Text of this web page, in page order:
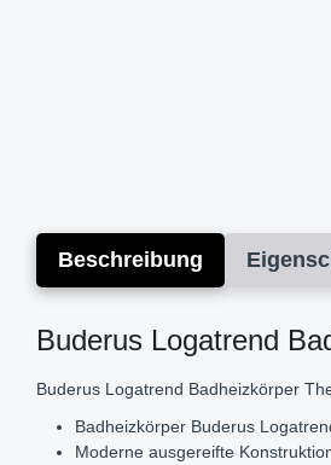
Beschreibung
Buderus Logatrend
Buderus Logatrend Badheizkörper
Badheizkörper Buderus
Moderne ausgereifte